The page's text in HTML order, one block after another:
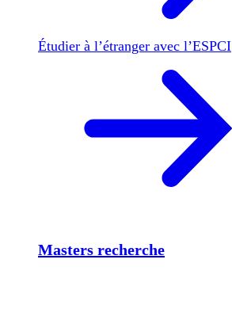
Étudier à l’étranger avec l’ESPCI
Masters recherche